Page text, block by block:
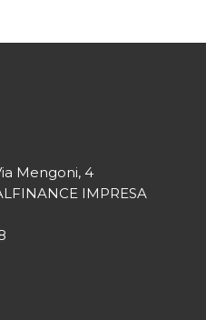
Mengoni, 4
IMPRESA